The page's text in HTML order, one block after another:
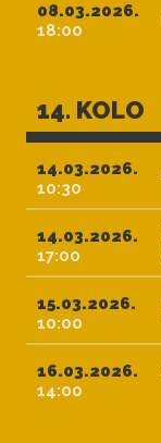
08.03.2026.
18:00
14. KOLO
14.03.2026.
10:30
14.03.2026.
17:00
15.03.2026.
10:00
16.03.2026.
14:00